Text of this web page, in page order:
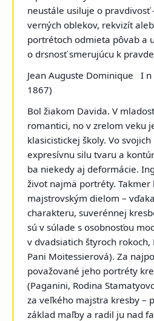
neustále usiluje o pravdivosť
verných oblekov, rekvizít
portrétoch odmieta pôvab a
o drsnosť smerujúcu k
Jean Auguste Dominique I n
1867)
Bol žiakom Davida. V
romantici, no v zrelom veku
klasicistickej školy. Vo
expresívnu silu tvaru a
ba niekedy aj deformácie.
život najmä portréty. Takmer
majstrovským dielom –
charakteru, suverénnej
sú v súlade s osobnosťou
v dvadsiatich štyroch rokoch,
Pani Moitessierová). Za
považované jeho portréty
(Paganini, Rodina
za veľkého majstra kresby –
základ maľby a radil ju nad